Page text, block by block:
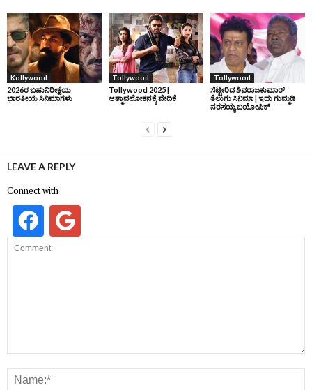
Kollywood
2026ರ ಬಹುನಿರೀಕ್ಷೆಯ
ಭಾರತೀಯ ಸಿನಿಮಾಗಳು
Tollywood
Tollywood 2025 |
ಆತ್ಮಾವಲೋಕನಕ್ಕೆ ವೇದಿಕೆ
Tollywood
ಸೆಟ್ಟೇರಿದ ಶಿವರಾಜಕುಮಾರ್‌
ತೆಲುಗು ಸಿನಿಮಾ | ಇದು ಗುಮ್ಮಡಿ
ನರಸಯ್ಯ ಬಯೋಪಿಕ್‌
LEAVE A REPLY
Connect with